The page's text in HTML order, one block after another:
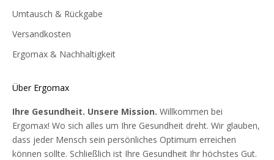
Umtausch & Rückgabe
Versandkosten
Ergomax & Nachhaltigkeit
Über Ergomax
Ihre Gesundheit. Unsere Mission. Willkommen bei
Ergomax! Wo sich alles um Ihre Gesundheit dreht. Wir glauben,
dass jeder Mensch sein persönliches Optimum erreichen
können sollte. Schließlich ist Ihre Gesundheit Ihr höchstes Gut.